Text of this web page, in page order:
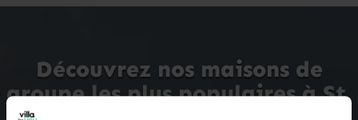
Découvrez nos maisons de
groupe les plus populaires à St.